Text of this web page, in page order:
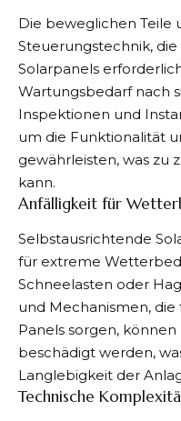
Die beweglichen Teile
Steuerungstechnik,
Solarpanels
Wartungsbedarf nach
Inspektionen und
um die Funktionalität
gewährleisten, was zu
kann.
Anfälligkeit für
Selbstausrichtende
für extreme
Schneelasten oder
und Mechanismen,
Panels sorgen,
beschädigt werden,
Langlebigkeit der
Technische